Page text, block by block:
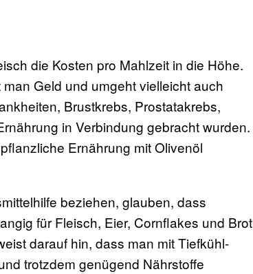
die Kosten pro Mahlzeit in die Höhe.
Geld und umgeht vielleicht auch
Brustkrebs, Prostatakrebs,
in Verbindung gebracht wurden.
Ernährung mit Olivenöl
beziehen, glauben, dass
für Fleisch, Eier, Cornflakes und Brot
darauf hin, dass man mit Tiefkühl-
trotzdem genügend Nährstoffe